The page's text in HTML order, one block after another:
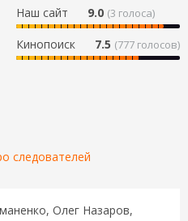
Наш сайт 9.0 (3 голоса)
Кинопоиск 7.5 (777 голосов)
следователей
Олег Назаров,